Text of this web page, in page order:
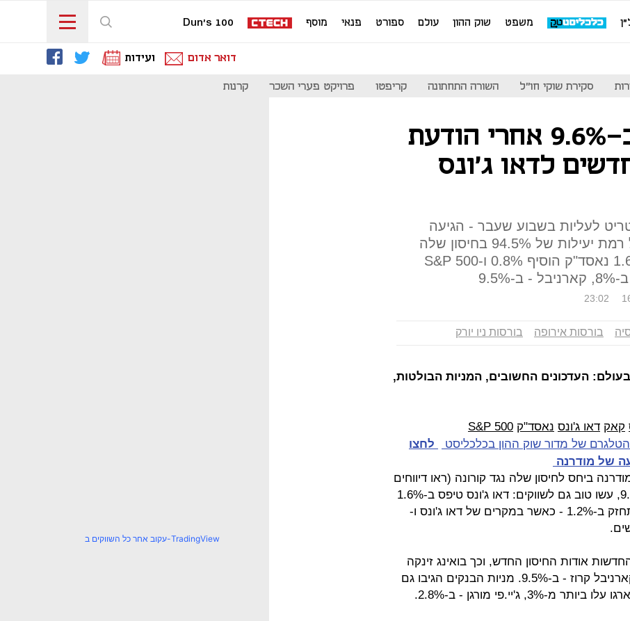
משפט שוק ההון עולם ספורט פנאי מוסף Dun's 100
דואר אדום ועידות
סקירת שוקי חו"ל השורה התחתונה קריפטו פרויקט פערי השכר קרנות
מודרנה קפצה ב-9.6% אחרי הודעת
לדאו ג'ונס
לעליות בשבוע שעבר - הגיעה
תורה של מודרנה עם דיווח על רמת יעילות של 94.5% בחיסון שלה
לקורונה; דאו ג'ונס טיפס ב-1.6% נאסד"ק הוסיף 0.8% ו-S&P 500
23:02
בורסות אירופה בורסות ניו יורק
העדכונים החשובים, המניות הבולטות,
קאק דאו ג'ונס נאסד"ק S&P 500
של מדור שוק ההון בכלכליסט
לחצו
של מודרנה
ביחס לחיסון שלה נגד קורונה (ראו דיווחים
מוקדמים), והזינוק של מניתה ב-9.6%, עשו טוב גם לשווקים: דאו ג'ונס טיפס ב-1.6%
נאסד"ק הוסיף 0.8% ו-S&P 500 התחזק ב-1.2% - כאשר במקרים של דאו ג'ונס ו-
אודות החיסון החדש, וכך בואינג זינקה
ב-8.2%, יונייטד איירליינס - 5.2% וקארניבל קרוז - ב-9.5%. מניות הבנקים הגיבו גם
ג'יי.פי מורגן - ב-2.8%.
עקוב אחר כל השווקים ב-TradingView